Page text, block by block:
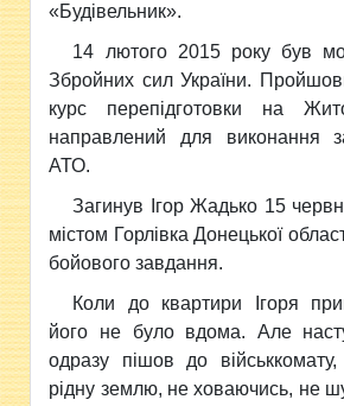
«Будівельник».
14 лютого 2015 року був
Збройних сил України.
курс перепідготовки на
направлений для виконання
АТО.
Загинув Ігор Жадько 15
містом Горлівка Донецької
бойового завдання.
Коли до квартири Ігоря
його не було вдома. Але
одразу пішов до
рідну землю, не ховаючись, не